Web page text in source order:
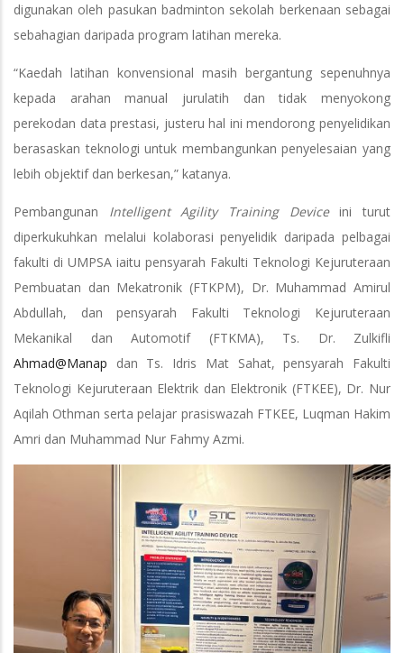
digunakan oleh pasukan badminton sekolah berkenaan sebagai
sebahagian daripada program latihan mereka.
“Kaedah latihan konvensional masih bergantung sepenuhnya
kepada arahan manual jurulatih dan tidak menyokong
perekodan data prestasi, justeru hal ini mendorong penyelidikan
berasaskan teknologi untuk membangunkan penyelesaian yang
lebih objektif dan berkesan,” katanya.
Pembangunan Intelligent Agility Training Deviceini turut
diperkukuhkan melalui kolaborasi penyelidik daripada pelbagai
fakulti di UMPSA iaitu pensyarah Fakulti Teknologi Kejuruteraan
Pembuatan dan Mekatronik (FTKPM), Dr. Muhammad Amirul
Abdullah, dan pensyarah Fakulti Teknologi Kejuruteraan
Mekanikal dan Automotif (FTKMA), Ts. Dr. Zulkifli
Ahmad@Manap dan Ts. Idris Mat Sahat, pensyarah Fakulti
Teknologi Kejuruteraan Elektrik dan Elektronik (FTKEE), Dr. Nur
Aqilah Othman serta pelajar prasiswazah FTKEE, Luqman Hakim
Amri dan Muhammad Nur Fahmy Azmi.